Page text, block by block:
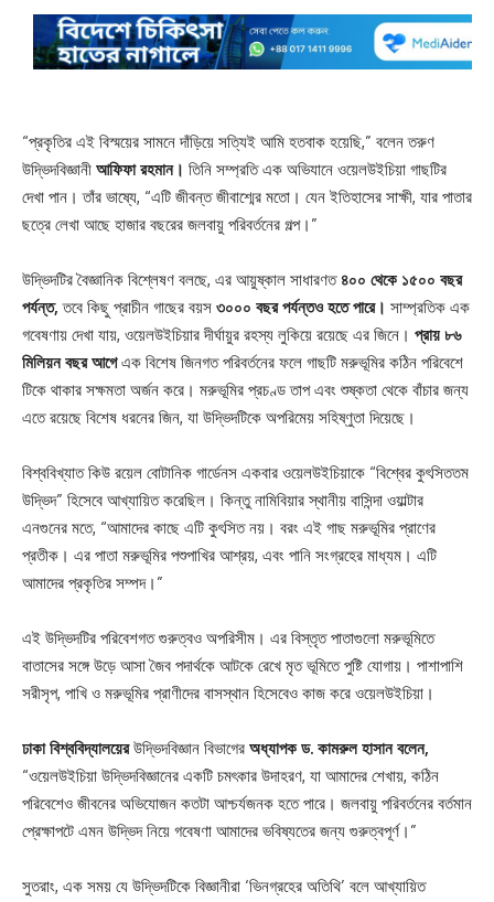
“প্রকৃতির এই বিস্ময়ের সামনে দাঁড়িয়ে সত্যিই আমি হতবাক হয়েছি,” বলেন তরুণ
উদ্ভিদবিজ্ঞানী আফিফা রহমান। তিনি সম্প্রতি এক অভিযানে ওয়েলউইচিয়া গাছটির
দেখা পান। তাঁর ভাষ্যে, “এটি জীবন্ত জীবাশ্মের মতো। যেন ইতিহাসের সাক্ষী, যার পাতার
ছত্রে লেখা আছে হাজার বছরের জলবায়ু পরিবর্তনের গল্প।”
উদ্ভিদটির বৈজ্ঞানিক বিশ্লেষণ বলছে, এর আয়ুষ্কাল সাধারণত ৪০০ থেকে ১৫০০ বছর
পর্যন্ত, তবে কিছু প্রাচীন গাছের বয়স ৩০০০ বছর পর্যন্তও হতে পারে। সাম্প্রতিক এক
গবেষণায় দেখা যায়, ওয়েলউইচিয়ার দীর্ঘায়ুর রহস্য লুকিয়ে রয়েছে এর জিনে। প্রায় ৮৬
মিলিয়ন বছর আগেএক বিশেষ জিনগত পরিবর্তনের ফলে গাছটি মরুভূমির কঠিন পরিবেশে
টিকে থাকার সক্ষমতা অর্জন করে। মরুভূমির প্রচণ্ড তাপ এবং শুষ্কতা থেকে বাঁচার জন্য
এতে রয়েছে বিশেষ ধরনের জিন, যা উদ্ভিদটিকে অপরিমেয় সহিষ্ণুতা দিয়েছে।
বিশ্ববিখ্যাত কিউ রয়েল বোটানিক গার্ডেনস একবার ওয়েলউইচিয়াকে “বিশ্বের কুৎসিততম
উদ্ভিদ” হিসেবে আখ্যায়িত করেছিল। কিন্তু নামিবিয়ার স্থানীয় বাসিন্দা ওয়াল্টার
এনগুনের মতে, “আমাদের কাছে এটি কুৎসিত নয়। বরং এই গাছ মরুভূমির প্রাণের
প্রতীক। এর পাতা মরুভূমির পশুপাখির আশ্রয়, এবং পানি সংগ্রহের মাধ্যম। এটি
আমাদের প্রকৃতির সম্পদ।”
এই উদ্ভিদটির পরিবেশগত গুরুত্বও অপরিসীম। এর বিস্তৃত পাতাগুলো মরুভূমিতে
বাতাসের সঙ্গে উড়ে আসা জৈব পদার্থকে আটকে রেখে মৃত ভূমিতে পুষ্টি যোগায়। পাশাপাশি
সরীসৃপ, পাখি ও মরুভূমির প্রাণীদের বাসস্থান হিসেবেও কাজ করে ওয়েলউইচিয়া।
ঢাকা বিশ্ববিদ্যালয়েরউদ্ভিদবিজ্ঞান বিভাগের অধ্যাপক ড. কামরুল হাসান বলেন,
“ওয়েলউইচিয়া উদ্ভিদবিজ্ঞানের একটি চমৎকার উদাহরণ, যা আমাদের শেখায়, কঠিন
পরিবেশেও জীবনের অভিযোজন কতটা আশ্চর্যজনক হতে পারে। জলবায়ু পরিবর্তনের বর্তমান
প্রেক্ষাপটে এমন উদ্ভিদ নিয়ে গবেষণা আমাদের ভবিষ্যতের জন্য গুরুত্বপূর্ণ।”
সুতরাং, এক সময় যে উদ্ভিদটিকে বিজ্ঞানীরা ‘ভিনগ্রহের অতিথি’ বলে আখ্যায়িত